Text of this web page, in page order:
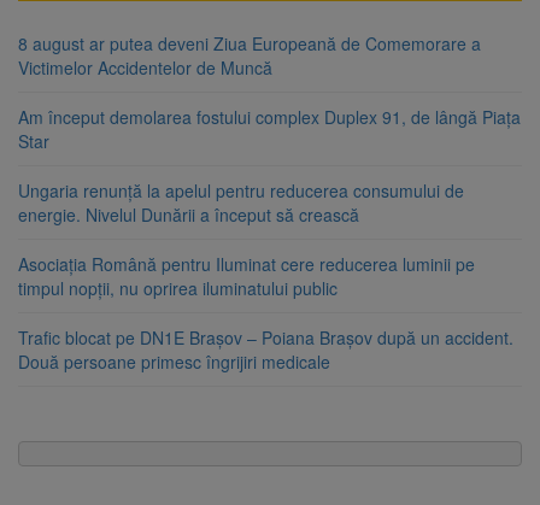
8 august ar putea deveni Ziua Europeană de Comemorare a
Victimelor Accidentelor de Muncă
Am început demolarea fostului complex Duplex 91, de lângă Piața
Star
Ungaria renunță la apelul pentru reducerea consumului de
energie. Nivelul Dunării a început să crească
Asociația Română pentru Iluminat cere reducerea luminii pe
timpul nopții, nu oprirea iluminatului public
Trafic blocat pe DN1E Brașov – Poiana Brașov după un accident.
Două persoane primesc îngrijiri medicale